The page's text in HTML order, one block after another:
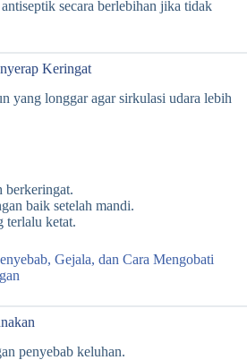
secara berlebihan jika tidak
Keringat
yang longgar agar sirkulasi udara lebih
berkeringat.
baik setelah mandi.
terlalu ketat.
Gejala, dan Cara Mengobati
penyebab keluhan.